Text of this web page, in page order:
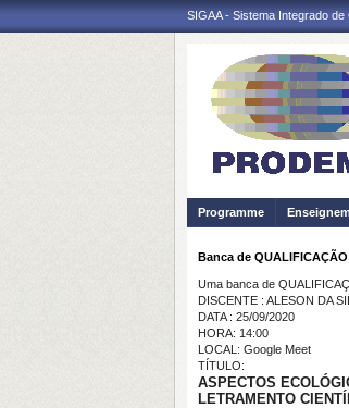
SIGAA - Sistema Integrado
Programme
Banca de
Uma banca de
DISCENTE : ALESON DA
DATA : 25/09/2020
HORA: 14:00
LOCAL: Google Meet
TÍTULO:
ASPECTOS
LETRAMENTO